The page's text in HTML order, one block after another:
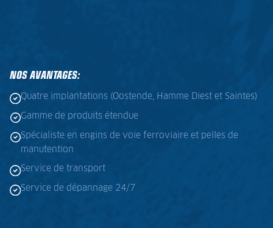
NOS AVANTAGES:
Quatre implantations (Oostende, Hamme Diest et Saintes)
Gamme de produits étendue
Spécialiste en engins de voie ferroviaire et pelles de
manutention
Service de transport
Service de dépannage 24/7